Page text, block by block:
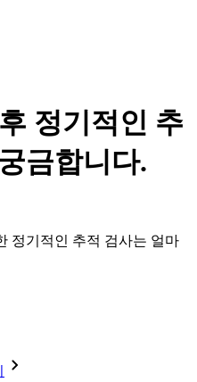
정기적인 추
금합니다.
정기적인 추적 검사는 얼마